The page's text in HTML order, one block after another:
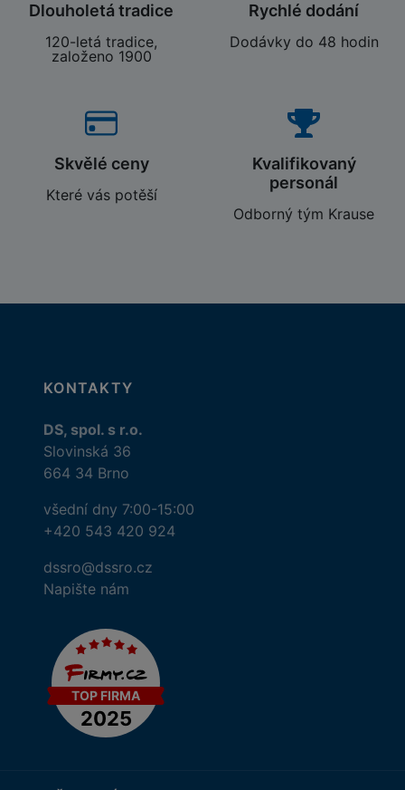
Dlouholetá tradice
120-letá tradice,
založeno 1900
Rychlé dodání
Dodávky do 48 hodin
Skvělé ceny
Které vás potěší
Kvalifikovaný
personál
Odborný tým Krause
KONTAKTY
DS, spol. s r.o.
Slovinská 36
664 34 Brno
všední dny 7:00-15:00
+420 543 420 924
dssro@dssro.cz
Napište nám